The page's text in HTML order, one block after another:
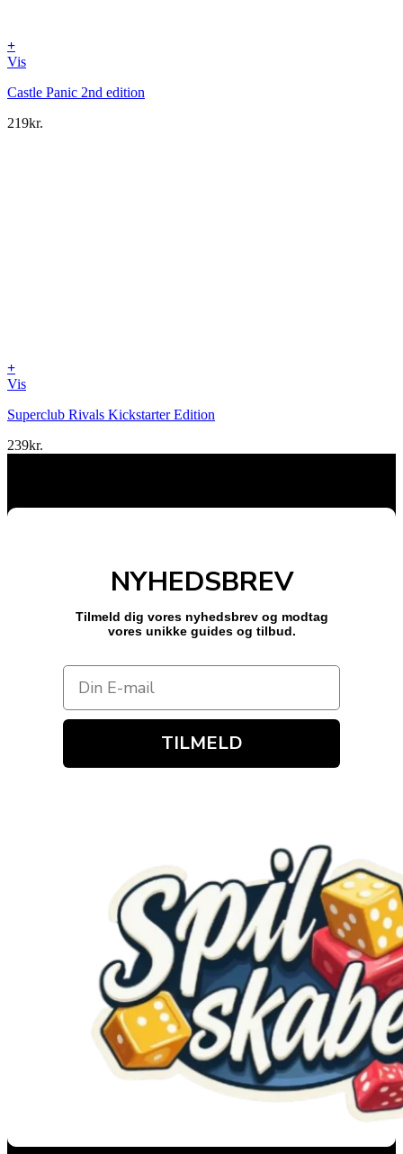
+
Vis
Castle Panic 2nd edition
219kr.
+
Vis
Superclub Rivals Kickstarter Edition
239kr.
NYHEDSBREV
Tilmeld dig vores nyhedsbrev og modtag
vores unikke guides og tilbud.
TILMELD